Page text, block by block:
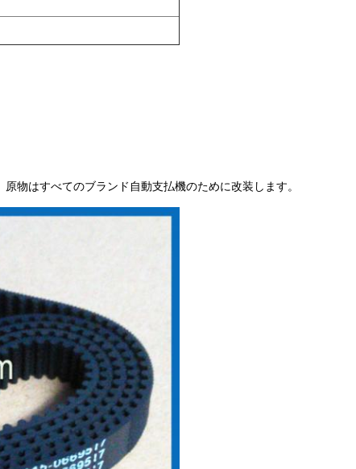
原物はすべてのブランド自動支払機のために改装します。